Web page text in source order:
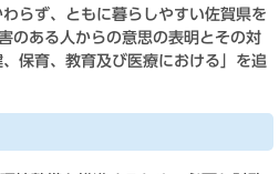
わらず、ともに暮らしやすい佐賀県を
のある人からの意思の表明とその対
保育、教育及び医療における」を追